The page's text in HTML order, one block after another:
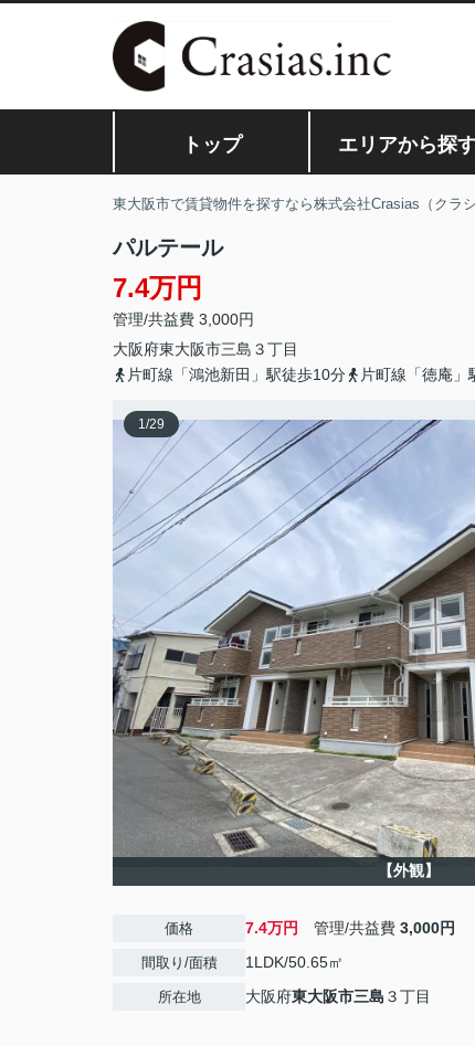
トップ エリアから探
東大阪市で賃貸物件を探すなら株式会社Crasias（クラシ
パルテール
7.4万円
管理/共益費 3,000円
大阪府東大阪市三島 ３丁目
片町線「鴻池新田」駅徒歩10分
片町線「徳庵」
1/29
【外観】
価格 7.4万円 管理/共益費 3,000円
間取り/面積 1LDK/50.65㎡
所在地 大阪府東大阪市三島 ３丁目